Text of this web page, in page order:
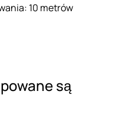
10 metrów
są